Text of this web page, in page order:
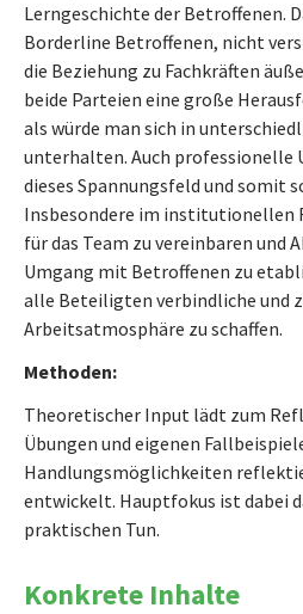
Lerngeschichte der Betroffenen.
Borderline Betroffenen, nicht
die Beziehung zu Fachkräften
beide Parteien eine große
als würde man sich in
unterhalten. Auch
dieses Spannungsfeld und somit
Insbesondere im institutionellen
für das Team zu vereinbaren und
Umgang mit Betroffenen zu
alle Beteiligten verbindliche und
Arbeitsatmosphäre zu schaffen.
Methoden:
Theoretischer Input lädt zum
Übungen und eigenen
Handlungsmöglichkeiten
entwickelt. Hauptfokus ist dabei
praktischen Tun.
Konkrete Inhalte